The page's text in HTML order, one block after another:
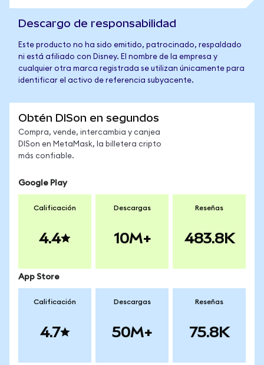
Descargo de responsabilidad
Este producto no ha sido emitido, patrocinado, respaldado
ni está afiliado con Disney. El nombre de la empresa y
cualquier otra marca registrada se utilizan únicamente para
identificar el activo de referencia subyacente.
Obtén DISon en segundos
Compra, vende, intercambia y canjea
DISon en MetaMask, la billetera cripto
más confiable.
Google Play
Calificación
4.4
Descargas
10M+
Reseñas
483.8K
App Store
Calificación
4.7
Descargas
50M+
Reseñas
75.8K